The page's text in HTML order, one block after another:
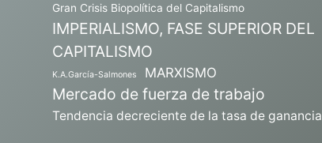
Gran Crisis Biopolítica del Capitalismo
IMPERIALISMO, FASE SUPERIOR DEL
CAPITALISMO
K.A.García-Salmones MARXISMO
Mercado de fuerza de trabajo
Tendencia decreciente de la tasa de ganancia